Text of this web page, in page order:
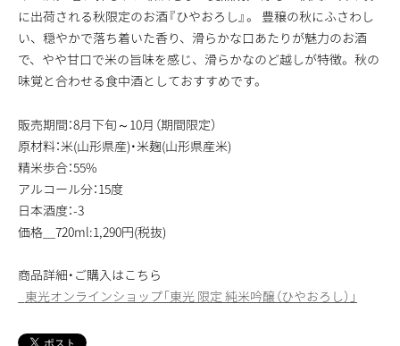
に出荷される秋限定のお酒『ひやおろし』。 豊穣の秋にふさわし
い、穏やかで落ち着いた香り、滑らかな口あたりが魅力のお酒
で、やや甘口で米の旨味を感じ、滑らかなのど越しが特徴。秋の
味覚と合わせる食中酒としておすすめです。
販売期間：8月下旬～10月（期間限定）
原材料：米(山形県産)・米麹(山形県産米)
精米歩合：55%
アルコール分：15度
日本酒度：-3
価格＿720ml:1,290円(税抜)
商品詳細・ご購入はこちら
東光オンラインショップ「東光 限定 純米吟醸（ひやおろし）」